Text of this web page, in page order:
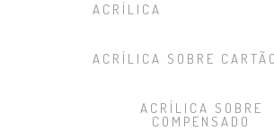
ACRÍLICA
ACRÍLICA SOBRE CARTÃO
ACRÍLICA SOBRE
COMPENSADO